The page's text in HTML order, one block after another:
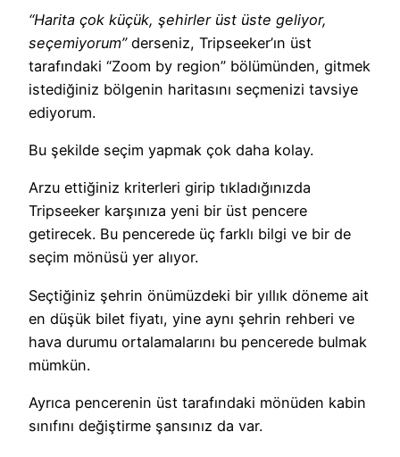
“Harita çok küçük, şehirler üst üste geliyor,
seçemiyorum”derseniz, Tripseeker’ın üst
tarafındaki “Zoom by region” bölümünden, gitmek
istediğiniz bölgenin haritasını seçmenizi tavsiye
ediyorum.
Bu şekilde seçim yapmak çok daha kolay.
Arzu ettiğiniz kriterleri girip tıkladığınızda
Tripseeker karşınıza yeni bir üst pencere
getirecek. Bu pencerede üç farklı bilgi ve bir de
seçim mönüsü yer alıyor.
Seçtiğiniz şehrin önümüzdeki bir yıllık döneme ait
en düşük bilet fiyatı, yine aynı şehrin rehberi ve
hava durumu ortalamalarını bu pencerede bulmak
mümkün.
Ayrıca pencerenin üst tarafındaki mönüden kabin
sınıfını değiştirme şansınız da var.